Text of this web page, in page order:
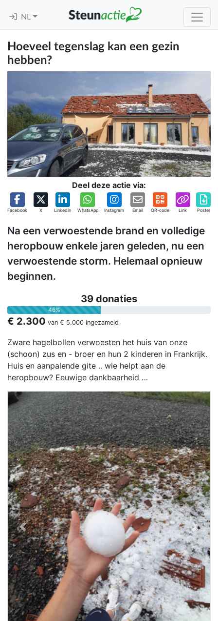
NL
Hoeveel tegenslag kan een gezin
hebben?
Deel deze actie via:
Facebook X Linkedin WhatsApp Instagram Email QR-code Link Poster
Na een verwoestende brand en volledige
heropbouw enkele jaren geleden, nu een
verwoestende storm. Helemaal opnieuw
beginnen.
39 donaties
46%
€ 2.300 van € 5.000 ingezameld
Previous Next
Zware hagelbollen verwoesten het huis van onze
(schoon) zus en - broer en hun 2 kinderen in Frankrijk.
Huis en aanpalende gite .. wie helpt aan de
heropbouw? Eeuwige dankbaarheid …